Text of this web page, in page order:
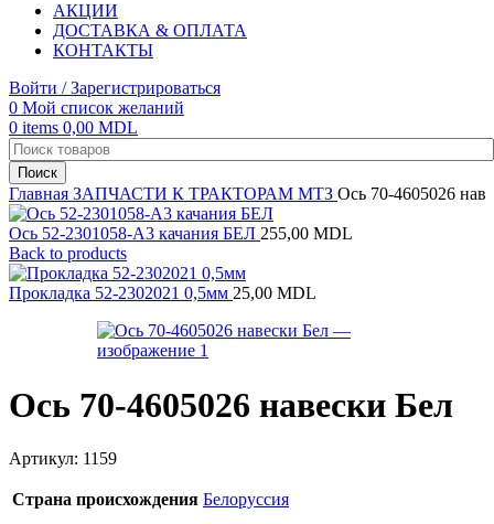
АКЦИИ
ДОСТАВКА & ОПЛАТА
КОНТАКТЫ
Войти / Зарегистрироваться
0 Мой список желаний
0 items 0,00 MDL
Поиск
Главная ЗАПЧАСТИ К ТРАКТОРАМ МТЗ Ось 70-4605026
Ось 52-2301058-А3 качания БЕЛ 255,00 MDL
Back to products
Прокладка 52-2302021 0,5мм 25,00 MDL
Ось 70-4605026 навески Бел
Артикул: 1159
Страна происхождения Белоруссия